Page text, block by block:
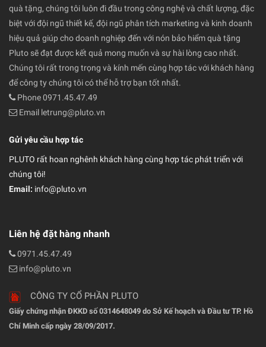
quà tặng, chúng tôi luôn đi đầu trong công nghệ và chất lượng, đặc
biệt với đội ngũ thiết kế, đội ngũ phân tích marketing và kinh doanh
hiệu quả giúp cho doanh nghiệp đến với nón bảo hiểm quà tặng
Pluto sẽ đạt được kết quả mong muốn và sự hài lòng cao nhất.
Chúng tôi rất trong trọng và kính mến cùng hợp tác với khách hàng
để công ty chúng tôi có thể hỗ trợ bạn tốt nhất.
Phone 0971.45.47.49
Email letrung@pluto.vn
Gửi yêu cầu hợp tác
PLUTO rất hoan nghênh khách hàng cùng hợp tác phát triển với
chúng tôi!
Email: info@pluto.vn
Liên hệ đặt hàng nhanh
0971.45.47.49
info@pluto.vn
CÔNG TY CỔ PHẦN PLUTO
Giấy chứng nhận ĐKKD số 0314648049 do Sở Kế hoạch và Đầu tư TP. Hồ
Chí Minh cấp ngày 28/09/2017.